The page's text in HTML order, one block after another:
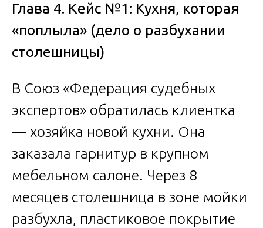
Глава 4. Кейс №1: Кухня, которая
«поплыла» (дело о разбухании
столешницы)
В Союз «Федерация судебных
экспертов» обратилась клиентка
— хозяйка новой кухни. Она
заказала гарнитур в крупном
мебельном салоне. Через 8
месяцев столешница в зоне мойки
разбухла, пластиковое покрытие